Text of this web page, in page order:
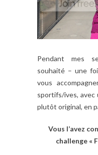
Pendant mes
souhaité – une
vous
sportifs/ives, avec
plutôt original, en
Vous l’avez
challenge «